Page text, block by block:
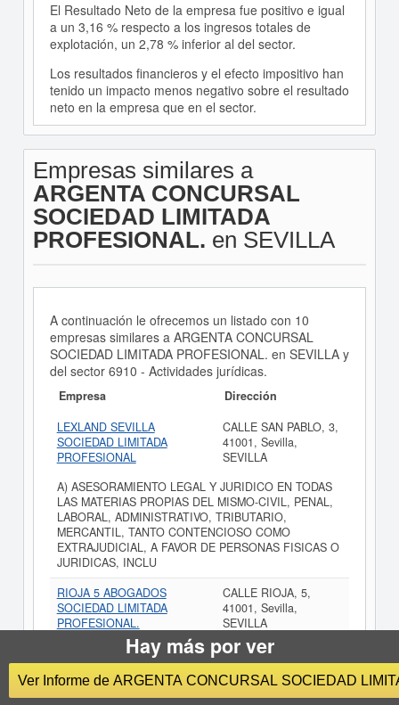
El Resultado Neto de la empresa fue positivo e igual
a un 3,16 % respecto a los ingresos totales de
explotación, un 2,78 % inferior al del sector.
Los resultados financieros y el efecto impositivo han
tenido un impacto menos negativo sobre el resultado
neto en la empresa que en el sector.
Empresas similares a
ARGENTA CONCURSAL
SOCIEDAD LIMITADA
PROFESIONAL. en SEVILLA
A continuación le ofrecemos un listado con 10
empresas similares a ARGENTA CONCURSAL
SOCIEDAD LIMITADA PROFESIONAL. en SEVILLA y
del sector 6910 - Actividades jurídicas.
Empresa
Dirección
LEXLAND SEVILLA
SOCIEDAD LIMITADA
PROFESIONAL
CALLE SAN PABLO, 3,
41001, Sevilla,
SEVILLA
A) ASESORAMIENTO LEGAL Y JURIDICO EN TODAS
LAS MATERIAS PROPIAS DEL MISMO-CIVIL, PENAL,
LABORAL, ADMINISTRATIVO, TRIBUTARIO,
MERCANTIL, TANTO CONTENCIOSO COMO
EXTRAJUDICIAL, A FAVOR DE PERSONAS FISICAS O
JURIDICAS, INCLU
RIOJA 5 ABOGADOS
SOCIEDAD LIMITADA
PROFESIONAL.
CALLE RIOJA, 5,
41001, Sevilla,
SEVILLA
LA PRESTACION DE SERVICIOS DE
ASESORAMIENTO JURIDICO POR CUENTA PROPIA
O DE TERCEROS, Y EN PARTICULAR:
ASESORAMIENTO, COORDINACION E
Hay más por ver
Ver Informe de ARGENTA CONCURSAL SOCIEDAD